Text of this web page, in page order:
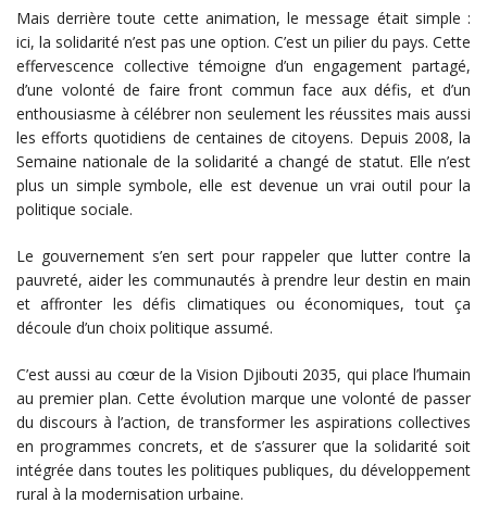
Mais derrière toute cette animation, le message était simple :
ici, la solidarité n’est pas une option. C’est un pilier du pays. Cette
effervescence collective témoigne d’un engagement partagé,
d’une volonté de faire front commun face aux défis, et d’un
enthousiasme à célébrer non seulement les réussites mais aussi
les efforts quotidiens de centaines de citoyens. Depuis 2008, la
Semaine nationale de la solidarité a changé de statut. Elle n’est
plus un simple symbole, elle est devenue un vrai outil pour la
politique sociale.
Le gouvernement s’en sert pour rappeler que lutter contre la
pauvreté, aider les communautés à prendre leur destin en main
et affronter les défis climatiques ou économiques, tout ça
découle d’un choix politique assumé.
C’est aussi au cœur de la Vision Djibouti 2035, qui place l’humain
au premier plan. Cette évolution marque une volonté de passer
du discours à l’action, de transformer les aspirations collectives
en programmes concrets, et de s’assurer que la solidarité soit
intégrée dans toutes les politiques publiques, du développement
rural à la modernisation urbaine.